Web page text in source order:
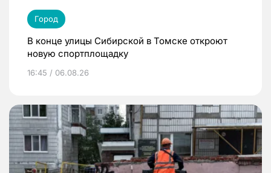
Город
В конце улицы Сибирской в Томске откроют
новую спортплощадку
16:45 / 06.08.26